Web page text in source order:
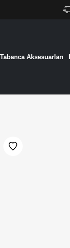
Tabanca Aksesuarları